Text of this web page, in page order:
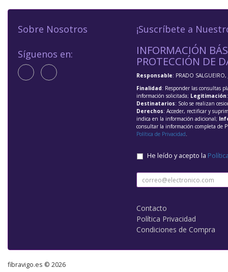
Sobre Nosotros
Síguenos en:
¡Suscríbete a
INFORMACIÓN
PROTECCIÓN DE
Responsable: PRADO SALGUEIRO,
Finalidad: Responder las consultas
información solicitada; Legitimación
Destinatarios: Solo se realizan
Derechos: Acceder, rectificar y
indica en la información adicional;
consultar la información completa de
Política de Privacidad.
He leído y acepto la
Contacto
Política Privacidad
Condiciones de Compra
fibravigo.es © 2026